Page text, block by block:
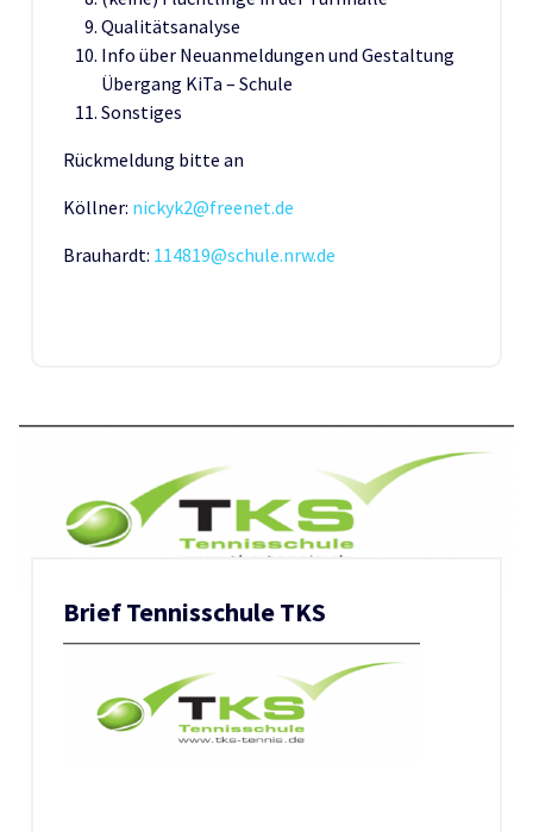
Qualitätsanalyse
Info über Neuanmeldungen und Gestaltung
Übergang KiTa – Schule
Sonstiges
Rückmeldung bitte an
Köllner: nickyk2@freenet.de
Brauhardt: 114819@schule.nrw.de
Brief Tennisschule TKS